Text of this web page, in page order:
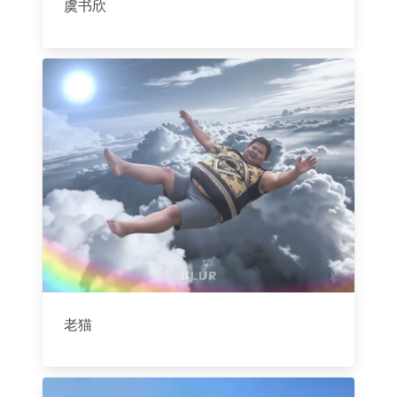
虞书欣
老猫